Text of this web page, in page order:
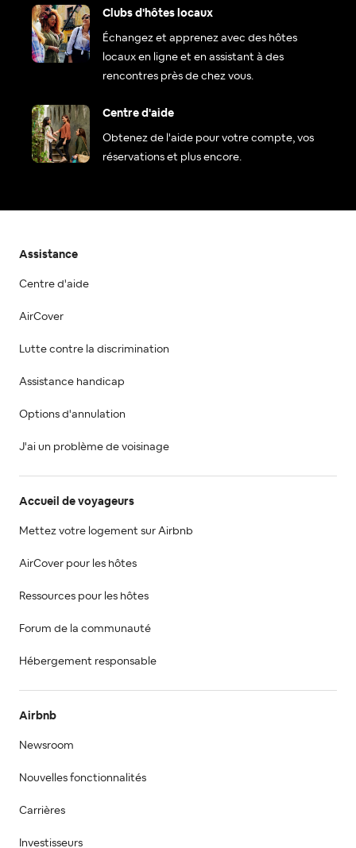
Clubs d'hôtes locaux
Échangez et apprenez avec des hôtes
locaux en ligne et en assistant à des
rencontres près de chez vous.
Centre d'aide
Obtenez de l'aide pour votre compte, vos
réservations et plus encore.
Assistance
Centre d'aide
AirCover
Lutte contre la discrimination
Assistance handicap
Options d'annulation
J'ai un problème de voisinage
Accueil de voyageurs
Mettez votre logement sur Airbnb
AirCover pour les hôtes
Ressources pour les hôtes
Forum de la communauté
Hébergement responsable
Airbnb
Newsroom
Nouvelles fonctionnalités
Carrières
Investisseurs